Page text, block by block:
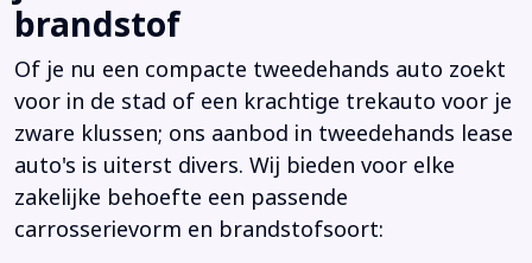
brandstof
Of je nu een compacte tweedehands auto zoekt
voor in de stad of een krachtige trekauto voor je
zware klussen; ons aanbod in tweedehands lease
auto's is uiterst divers. Wij bieden voor elke
zakelijke behoefte een passende
carrosserievorm en brandstofsoort: